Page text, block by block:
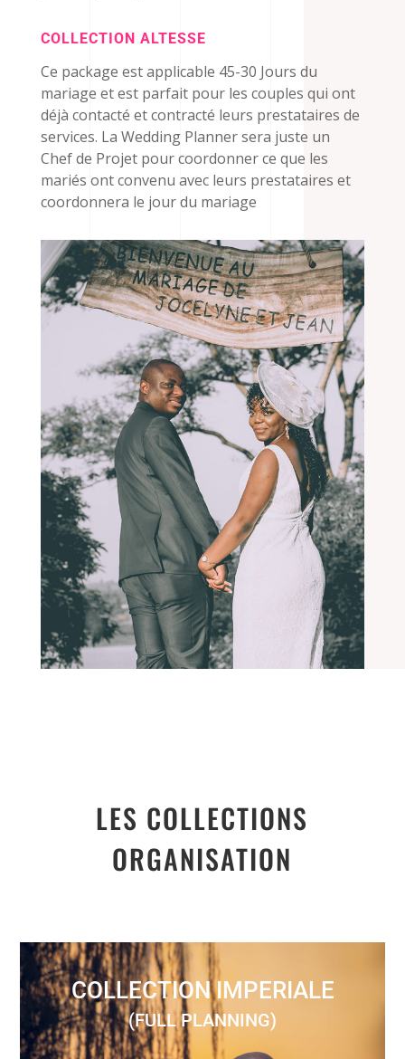
COLLECTION ALTESSE
Ce package est applicable 45-30 Jours du
mariage et est parfait pour les couples qui ont
déjà contacté et contracté leurs prestataires de
services. La Wedding Planner sera juste un
Chef de Projet pour coordonner ce que les
mariés ont convenu avec leurs prestataires et
coordonnera le jour du mariage
LES COLLECTIONS
ORGANISATION
COLLECTION IMPERIALE
(FULL PLANNING)